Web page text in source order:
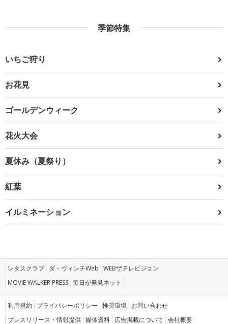
季節特集
いちご狩り
お花見
ゴールデンウィーク
花火大会
夏休み（夏祭り）
紅葉
イルミネーション
レタスクラブ ダ・ヴィンチWeb WEBザテレビジョン
MOVIE WALKER PRESS 毎日が発見ネット
利用規約 プライバシーポリシー 推奨環境 お問い合わせ
プレスリリース・情報提供 媒体資料 広告掲載について 会社概要